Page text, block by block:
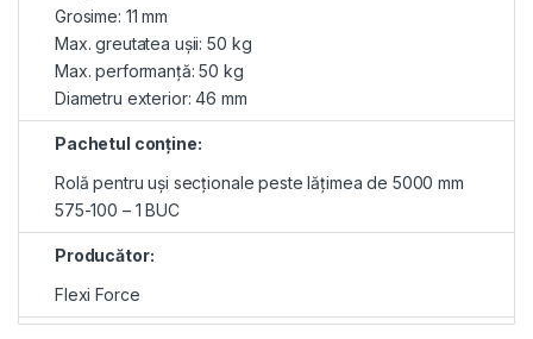
Grosime: 11 mm
Max. greutatea ușii: 50 kg
Max. performanţă: 50 kg
Diametru exterior: 46 mm
Pachetul conţine:
Rolă pentru uşi secționale peste lățimea de 5000 mm
575-100 – 1 BUC
Producător:
Flexi Force